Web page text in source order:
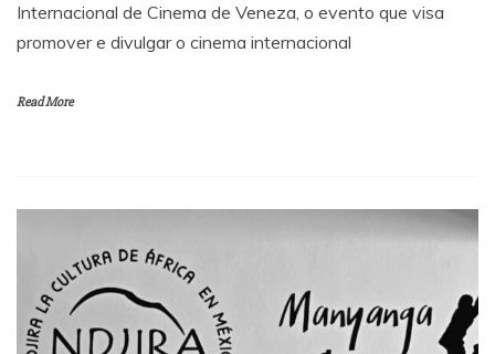
Internacional de Cinema de Veneza, o evento que visa
promover e divulgar o cinema internacional
Read More